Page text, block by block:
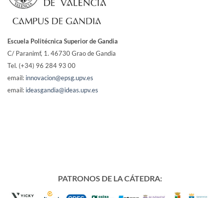
Escuela Politécnica Superior de Gandia
C/ Paranimf, 1. 46730 Grao de Gandia
Tel. (+34) 96 284 93 00
email: innovacion@epsg.upv.es
email: ideasgandia@ideas.upv.es
PATRONOS DE LA CÁTEDRA: